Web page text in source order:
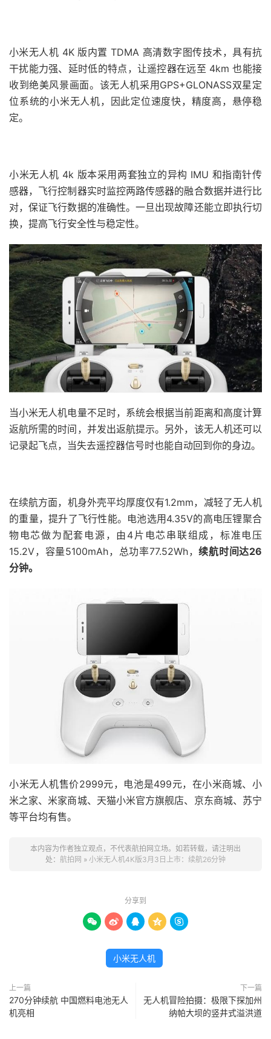
小米无人机 4K 版内置 TDMA 高清数字图传技术，具有抗
干扰能力强、延时低的特点，让遥控器在远至 4km 也能接
收到绝美风景画面。该无人机采用GPS+GLONASS双星定
位系统的小米无人机，因此定位速度快，精度高，悬停稳
定。
小米无人机 4k 版本采用两套独立的异构 IMU 和指南针传
感器，飞行控制器实时监控两路传感器的融合数据并进行比
对，保证飞行数据的准确性。一旦出现故障还能立即执行切
换，提高飞行安全性与稳定性。
当小米无人机电量不足时，系统会根据当前距离和高度计算
返航所需的时间，并发出返航提示。另外，该无人机还可以
记录起飞点，当失去遥控器信号时也能自动回到你的身边。
在续航方面，机身外壳平均厚度仅有1.2mm，减轻了无人机
的重量，提升了飞行性能。电池选用4.35V的高电压锂聚合
物电芯做为配套电源，由4片电芯串联组成，标准电压
15.2V，容量5100mAh，总功率77.52Wh，续航时间达26
分钟。
小米无人机售价2999元，电池是499元，在小米商城、小
米之家、米家商城、天猫小米官方旗舰店、京东商城、苏宁
等平台均有售。
本内容为作者独立观点，不代表航拍网立场。如若转载，请注明出
处： 航拍网 » 小米无人机4K版3月3日上市：续航26分钟
分享到
    
小米无人机
上一篇
270分钟续航 中国燃料电池无人
机亮相
下一篇
无人机冒险拍摄：极限下探加州
纳帕大坝的竖井式溢洪道